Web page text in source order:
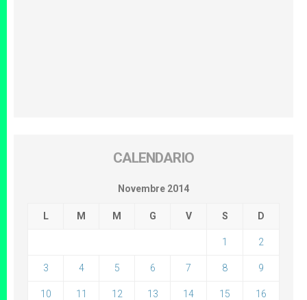
CALENDARIO
Novembre 2014
L M M G V S D
1 2
3 4 5 6 7 8 9
10 11 12 13 14 15 16